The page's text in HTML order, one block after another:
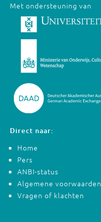
Met ondersteuning van
Direct naar:
Home
Pers
ANBI-status
Algemene voorwaarden
Vragen of klachten